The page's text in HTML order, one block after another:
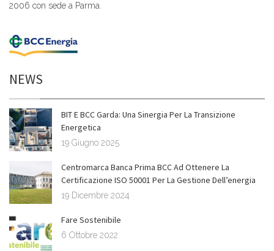
2006 con sede a Parma.
NEWS
BIT E BCC Garda: Una Sinergia Per La Transizione
Energetica
19 Giugno 2025
Centromarca Banca Prima BCC Ad Ottenere La
Certificazione ISO 50001 Per La Gestione Dell’energia
19 Dicembre 2024
Fare Sostenibile
6 Ottobre 2022